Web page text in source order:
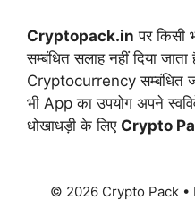
Cryptopack.in पर किसी
सम्बंधित सलाह नहीं दिया जाता
Cryptocurrency सम्बंधित
भी App का उपयोग अपने
धोखाधड़ी के लिए Crypto
© 2026 Crypto Pack•